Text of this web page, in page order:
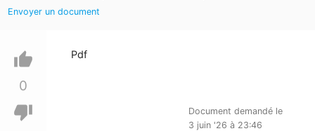
Envoyer un document
thumb_up
0
thumb_down
Pdf
Document demandé le
3 juin '26 à 23:46